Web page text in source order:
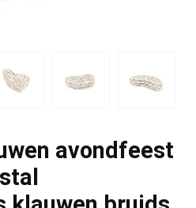
avondfeest